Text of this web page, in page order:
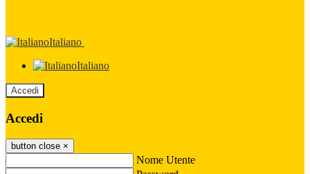
Italiano
Italiano
Accedi
Accedi
button close ×
Nome Utente